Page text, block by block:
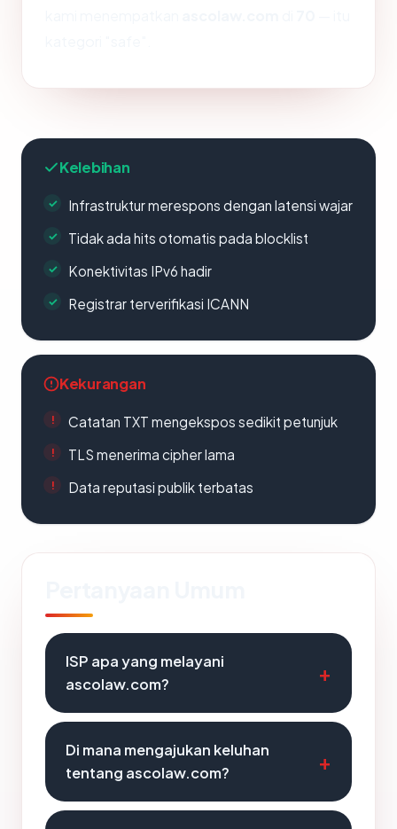
Kelebihan
Infrastruktur merespons dengan latensi wajar
Tidak ada hits otomatis pada blocklist
Konektivitas IPv6 hadir
Registrar terverifikasi ICANN
Kekurangan
Catatan TXT mengekspos sedikit petunjuk
TLS menerima cipher lama
Data reputasi publik terbatas
ISP apa yang melayani
ascolaw.com?
Di mana mengajukan keluhan
tentang ascolaw.com?